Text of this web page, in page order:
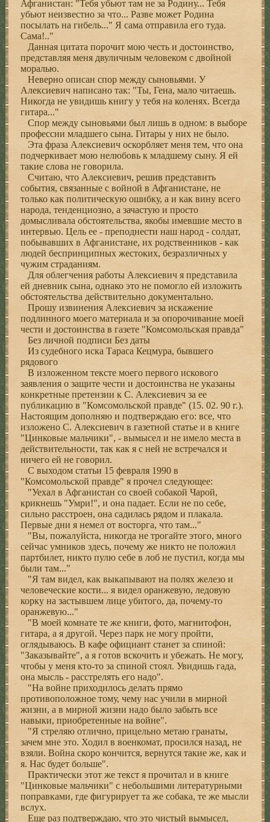
Афганистан: "Тебя убьют там не за Родину... Тебя
убьют неизвестно за что... Разве может Родина
посылать на гибель..." Я сама отправила его туда.
Сама!.."
Данная цитата порочит мою честь и достоинство,
представляя меня двуличным человеком с двойной
моралью.
Неверно описан спор между сыновьями. У
Алексиевич написано так: "Ты, Гена, мало читаешь.
Никогда не увидишь книгу у тебя на коленях. Всегда
гитара..."
Спор между сыновьями был лишь в одном: в выборе
профессии младшего сына. Гитары у них не было.
Эта фраза Алексиевич оскорбляет меня тем, что она
подчеркивает мою нелюбовь к младшему сыну. Я ей
такие слова не говорила.
Считаю, что Алексиевич, решив представить
события, связанные с войной в Афганистане, не
только как политическую ошибку, а и как вину всего
народа, тенденциозно, а зачастую и просто
домысливала обстоятельства, якобы имевшие место в
интервью. Цель ее - преподнести наш народ - солдат,
побывавших в Афганистане, их родственников - как
людей беспринципных жестоких, безразличных у
чужим страданиям.
Для облегчения работы Алексиевич я представила
ей дневник сына, однако это не помогло ей изложить
обстоятельства действительно документально.
Прошу извинения Алексиевич за искажение
подлинного моего материала и за опорочивание моей
чести и достоинства в газете "Комсомольская правда"
Без личной подписи Без даты
Из судебного иска Тараса Кецмура, бывшего
рядового
В изложенном тексте моего первого искового
заявления о защите чести и достоинства не указаны
конкретные претензии к С. Алексиевич за ее
публикацию в "Комсомольской правде" (15. 02. 90 г.).
Настоящим дополняю и подтверждаю его: все, что
изложено С. Алексиевич в газетной статье и в книге
"Цинковые мальчики", - вымысел и не имело места в
действительности, так как я с ней не встречался и
ничего ей не говорил.
С выходом статьи 15 февраля 1990 в
"Комсомольской правде" я прочел следующее:
"Уехал в Афганистан со своей собакой Чарой,
крикнешь "Умри!", и она падает. Если не по себе,
сильно расстроен, она садилась рядом и плакала.
Первые дни я немел от восторга, что там..."
"Вы, пожалуйста, никогда не трогайте этого, много
сейчас умников здесь, почему же никто не положил
партбилет, никто пулю себе в лоб не пустил, когда мы
были там..."
"Я там видел, как выкапывают на полях железо и
человеческие кости... я видел оранжевую, ледовую
корку на застывшем лице убитого, да, почему-то
оранжевую..."
"В моей комнате те же книги, фото, магнитофон,
гитара, а я другой. Через парк не могу пройти,
оглядываюсь. В кафе официант станет за спиной:
"Заказывайте", а я готов вскочить и убежать. Не могу,
чтобы у меня кто-то за спиной стоял. Увидишь гада,
она мысль - расстрелять его надо".
"На войне приходилось делать прямо
противоположное тому, чему нас учили в мирной
жизни, а в мирной жизни надо было забыть все
навыки, приобретенные на войне".
"Я стреляю отлично, прицельно метаю гранаты,
зачем мне это. Ходил в военкомат, просился назад, не
взяли. Война скоро кончится, вернутся такие же, как и
я. Нас будет больше".
Практически этот же текст я прочитал и в книге
"Цинковые мальчики" с небольшими литературными
поправками, где фигурирует та же собака, те же мысли
вслух.
Еще раз подтверждаю, что это чистый вымысел,